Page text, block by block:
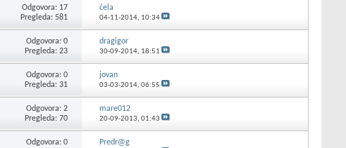
Odgovora: 17
Pregleda: 581
ćela
04-11-2014, 10:34
Odgovora: 0
Pregleda: 23
dragigor
30-09-2014, 18:51
Odgovora: 0
Pregleda: 31
jovan
03-03-2014, 06:55
Odgovora: 2
Pregleda: 70
mare012
20-09-2013, 01:43
Odgovora: 0
Predr@g